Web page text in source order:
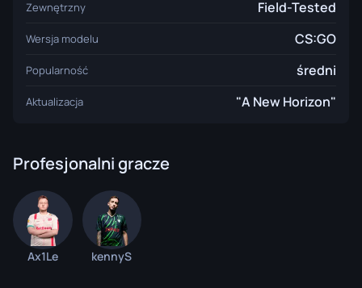
Zewnętrzny Field-Tested
Wersja modelu CS:GO
Popularność średni
Aktualizacja "A New Horizon"
Profesjonalni gracze
Ax1Le kennyS